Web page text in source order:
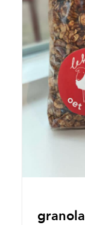
granola